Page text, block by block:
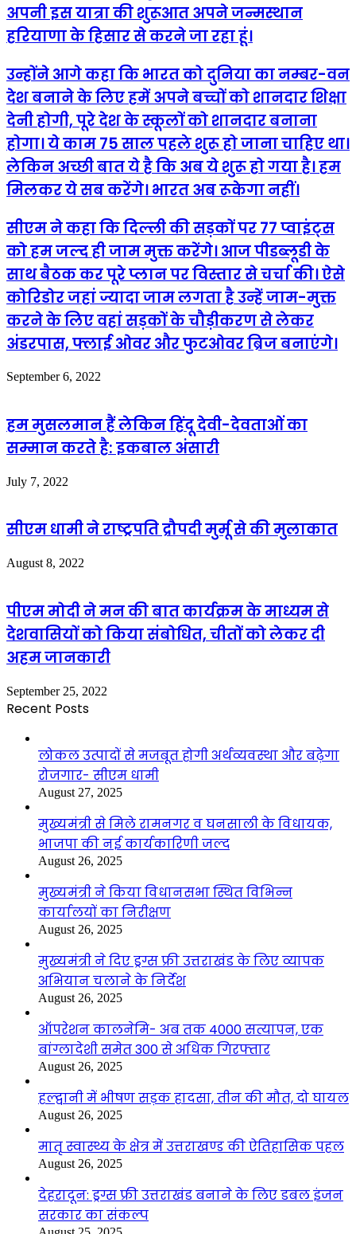
अपनी इस यात्रा की शुरूआत अपने जन्मस्थान
हरियाणा के हिसार से करने जा रहा हूं।
उन्होंने आगे कहा कि भारत को दुनिया का नम्बर-वन
देश बनाने के लिए हमें अपने बच्चों को शानदार शिक्षा
देनी होगी, पूरे देश के स्कूलों को शानदार बनाना
होगा। ये काम 75 साल पहले शुरू हो जाना चाहिए था।
लेकिन अच्छी बात ये है कि अब ये शुरू हो गया है। हम
मिलकर ये सब करेंगे। भारत अब रूकेगा नहीं।
सीएम ने कहा कि दिल्ली की सड़कों पर 77 प्वाइंट्स
को हम जल्द ही जाम मुक्त करेंगे। आज पीडब्लूडी के
साथ बैठक कर पूरे प्लान पर विस्तार से चर्चा की। ऐसे
कोरिडोर जहां ज्यादा जाम लगता है उन्हें जाम-मुक्त
करने के लिए वहां सड़कों के चौड़ीकरण से लेकर
अंडरपास, फ्लाई ओवर और फुटओवर ब्रिज बनाएंगे।
September 6, 2022
हम मुसलमान हैं लेकिन हिंदू देवी-देवताओं का
सम्मान करते है: इकबाल अंसारी
July 7, 2022
सीएम धामी ने राष्ट्रपति द्रौपदी मुर्मू से की मुलाकात
August 8, 2022
पीएम मोदी ने मन की बात कार्यक्रम के माध्यम से
देशवासियों को किया संबोधित, चीतों को लेकर दी
अहम जानकारी
September 25, 2022
Recent Posts
लोकल उत्पादों से मजबूत होगी अर्थव्यवस्था और बढ़ेगा
रोजगार- सीएम धामी
August 27, 2025
मुख्यमंत्री से मिले रामनगर व घनसाली के विधायक,
भाजपा की नई कार्यकारिणी जल्द
August 26, 2025
मुख्यमंत्री ने किया विधानसभा स्थित विभिन्न
कार्यालयों का निरीक्षण
August 26, 2025
मुख्यमंत्री ने दिए ड्रग्स फ्री उत्तराखंड के लिए व्यापक
अभियान चलाने के निर्देश
August 26, 2025
ऑपरेशन कालनेमि- अब तक 4000 सत्यापन, एक
बांग्लादेशी समेत 300 से अधिक गिरफ्तार
August 26, 2025
हल्द्वानी में भीषण सड़क हादसा, तीन की मौत, दो घायल
August 26, 2025
मातृ स्वास्थ्य के क्षेत्र में उत्तराखण्ड की ऐतिहासिक पहल
August 26, 2025
देहरादून: ड्रग्स फ्री उत्तराखंड बनाने के लिए डबल इंजन
सरकार का संकल्प